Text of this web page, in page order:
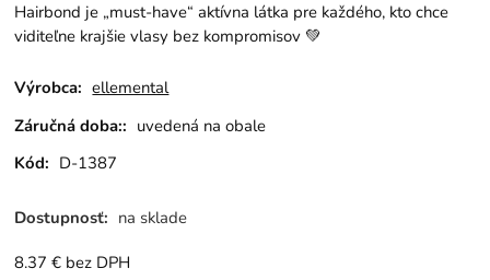
Hairbond je „must-have“ aktívna látka pre každého, kto chce
viditeľne krajšie vlasy bez kompromisov 💚
Výrobca: ellemental
Záručná doba:: uvedená na obale
Kód: D-1387
Dostupnosť: na sklade
8.37 € bez DPH